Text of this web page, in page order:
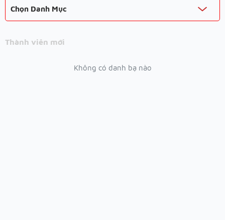
Chọn Danh Mục
Thành viên mới
Không có danh bạ nào